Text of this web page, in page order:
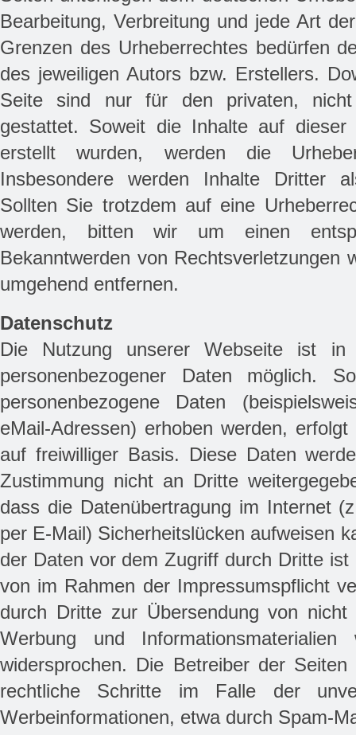
Bearbeitung, Verbreitung und jede Art
Grenzen des Urheberrechtes bedürfen
des jeweiligen Autors bzw. Erstellers.
Seite sind nur für den privaten, nicht
gestattet. Soweit die Inhalte auf
erstellt wurden, werden die
Insbesondere werden Inhalte Dritter
Sollten Sie trotzdem auf eine
werden, bitten wir um einen
Bekanntwerden von Rechtsverletzungen
umgehend entfernen.
Datenschutz
Die Nutzung unserer Webseite ist
personenbezogener Daten möglich.
personenbezogene Daten
eMail-Adressen) erhoben werden,
auf freiwilliger Basis. Diese Daten
Zustimmung nicht an Dritte
dass die Datenübertragung im Internet
per E-Mail) Sicherheitslücken aufweisen
der Daten vor dem Zugriff durch Dritte
von im Rahmen der Impressumspflicht
durch Dritte zur Übersendung von nicht
Werbung und
widersprochen. Die Betreiber der
rechtliche Schritte im Falle der
Werbeinformationen, etwa durch Spam-